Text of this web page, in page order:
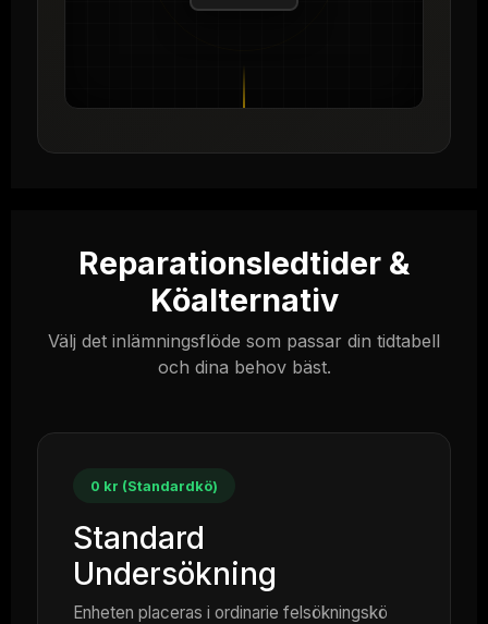
Reparationsledtider &
Köalternativ
Välj det inlämningsflöde som passar din tidtabell
och dina behov bäst.
0 kr (Standardkö)
Standard
Undersökning
Enheten placeras i ordinarie felsökningskö